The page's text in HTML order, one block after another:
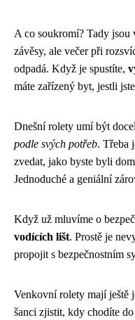
A co soukromí? Tady jsou
závěsy, ale večer při
odpadá. Když je spustíte,
máte zařízený byt, jestli
Dnešní rolety umí být
podle svých potřeb. Třeba
zvedat, jako byste byli
Jednoduché a geniální
Když už mluvíme o
vodících lišt. Prostě je
propojit s bezpečnostním
Venkovní rolety mají ještě
šanci zjistit, kdy chodíte